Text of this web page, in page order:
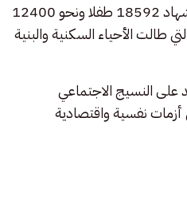
وأوضحت الدراسة أن الفئات الأكثر تضررا من الحرب كانت الأطفال والنساء، حيث وثّقت استشهاد 18592 طفلا ونحو 12400
التي طالت الأحياء السكنية والبنية
على النسيج الاجتماعي
أزمات نفسية واقتصادية